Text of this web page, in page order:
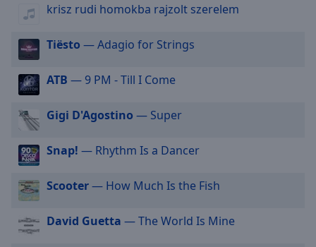
dialog
off
selected
Audio
Track
Picture-
Picture
Fullscreen
This
modal
window.
krisz rudi homokba rajzolt szerelem
Tiësto — Adagio for Strings
ATB — 9 PM - Till I Come
Gigi D'Agostino — Super
Snap! — Rhythm Is a Dancer
Scooter— How Much Is the Fish
David Guetta — The World Is Mine